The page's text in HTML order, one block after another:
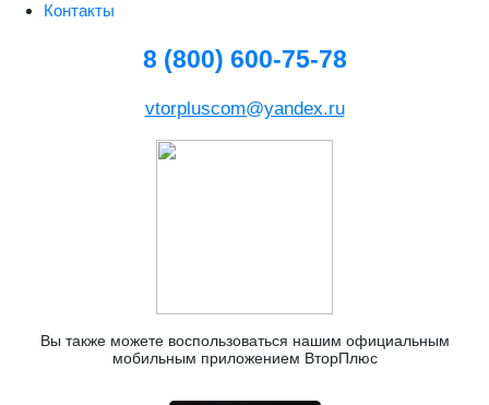
Контакты
8 (800) 600-75-78
vtorpluscom@yandex.ru
Вы также можете воспользоваться нашим официальным
мобильным приложением ВторПлюс